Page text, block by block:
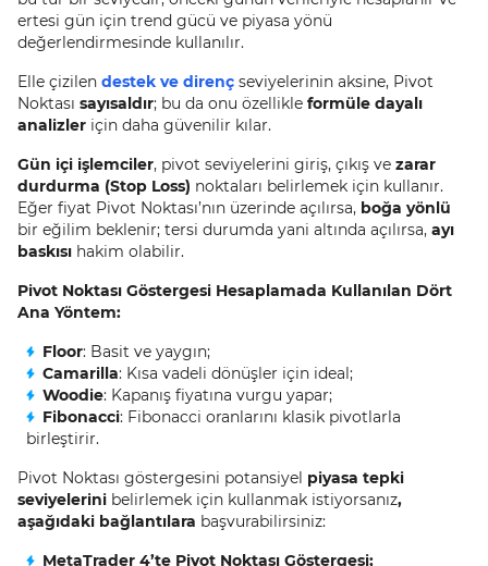
ertesi gün için trend gücü ve piyasa yönü
değerlendirmesinde kullanılır.
Elle çizilen destek ve direnç seviyelerinin aksine, Pivot
Noktası sayısaldır; bu da onu özellikle formüle dayalı
analizler için daha güvenilir kılar.
Gün içi işlemciler, pivot seviyelerini giriş, çıkış ve zarar
durdurma (Stop Loss) noktaları belirlemek için kullanır.
Eğer fiyat Pivot Noktası’nın üzerinde açılırsa, boğa yönlü
bir eğilim beklenir; tersi durumda yani altında açılırsa, ayı
baskısı hakim olabilir.
Pivot Noktası Göstergesi Hesaplamada Kullanılan Dört
Ana Yöntem:
Floor: Basit ve yaygın;
Camarilla: Kısa vadeli dönüşler için ideal;
Woodie: Kapanış fiyatına vurgu yapar;
Fibonacci: Fibonacci oranlarını klasik pivotlarla
birleştirir.
Pivot Noktası göstergesini potansiyel piyasa tepki
seviyelerini belirlemek için kullanmak istiyorsanız,
aşağıdaki bağlantılara başvurabilirsiniz:
MetaTrader 4’te Pivot Noktası Göstergesi;